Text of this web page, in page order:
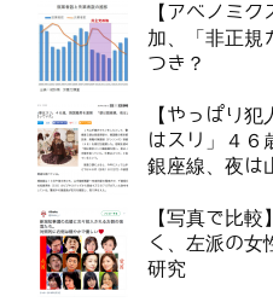
【アベノミ
加、「非正規
つき？
【やっぱり
はスリ」４
銀座線、夜は
【写真で比
く、左派の
研究